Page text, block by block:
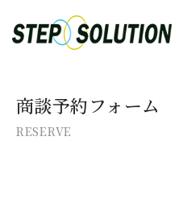
滑り止め施工
商談予約フォーム
RESERVE